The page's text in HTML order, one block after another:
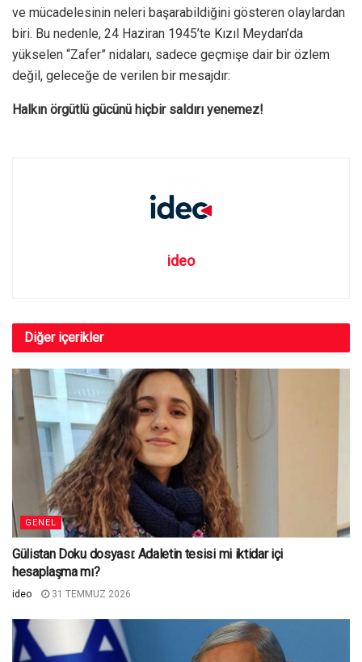
ve mücadelesinin neleri başarabildiğini gösteren olaylardan
biri. Bu nedenle, 24 Haziran 1945’te Kızıl Meydan’da
yükselen “Zafer” nidaları, sadece geçmişe dair bir özlem
değil, geleceğe de verilen bir mesajdır:
Halkın örgütlü gücünü hiçbir saldırı yenemez!
ideo
Diğer içerikler
GENEL
Gülistan Doku dosyası: Adaletin tesisi mi iktidar içi
hesaplaşma mı?
ideo 31 TEMMUZ 2026